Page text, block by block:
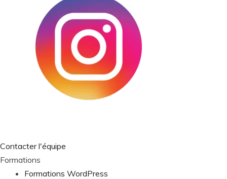
Contacter l'équipe
Formations
Formations WordPress